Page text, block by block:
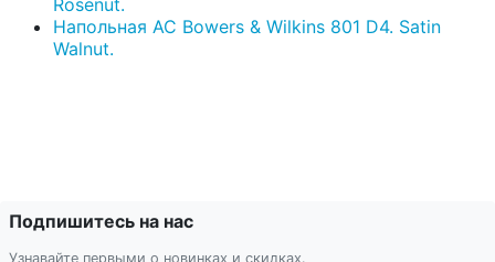
Напольная АС Bowers & Wilkins 801 D4. Satin
Walnut.
Подпишитесь на нас
Узнавайте первыми о новинках и скидках.